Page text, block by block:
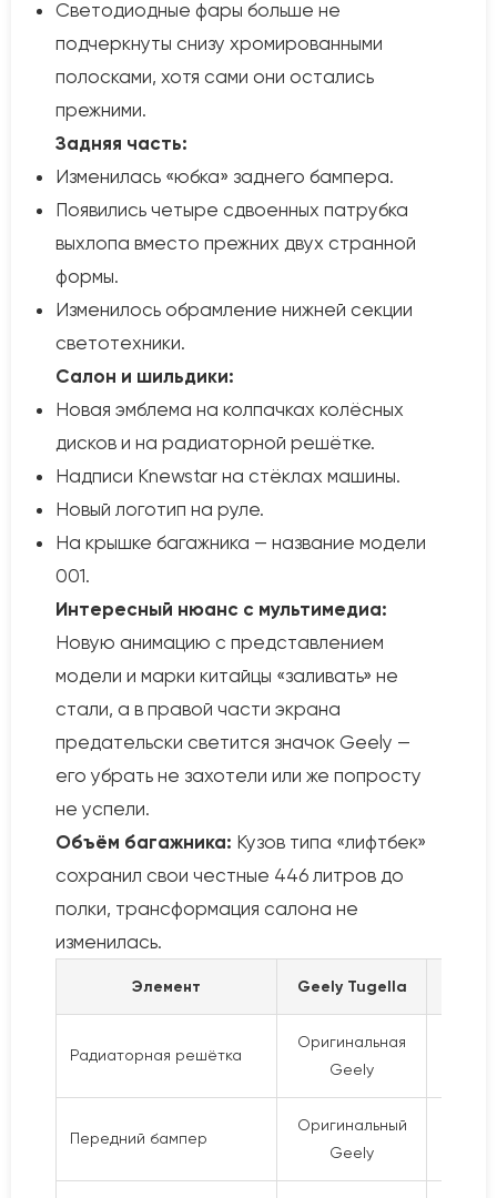
Светодиодные фары больше не
подчеркнуты снизу хромированными
полосками, хотя сами они остались
прежними.
Задняя часть:
Изменилась «юбка» заднего бампера.
Появились четыре сдвоенных патрубка
выхлопа вместо прежних двух странной
формы.
Изменилось обрамление нижней секции
светотехники.
Салон и шильдики:
Новая эмблема на колпачках колёсных
дисков и на радиаторной решётке.
Надписи Knewstar на стёклах машины.
Новый логотип на руле.
На крышке багажника — название модели
001.
Интересный нюанс с мультимедиа:
Новую анимацию с представлением
модели и марки китайцы «заливать» не
стали, а в правой части экрана
предательски светится значок Geely —
его убрать не захотели или же попросту
не успели.
Объём багажника: Кузов типа «лифтбек»
сохранил свои честные 446 литров до
полки, трансформация салона не
изменилась.
Элемент Geely Tugella
Радиаторная решётка
Оригинальная
Geely
Передний бампер
Оригинальный
Geely